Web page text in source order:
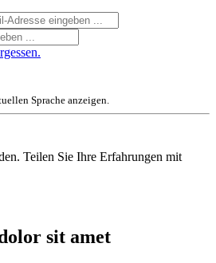
Sprache anzeigen.
Teilen Sie Ihre Erfahrungen mit
sit amet